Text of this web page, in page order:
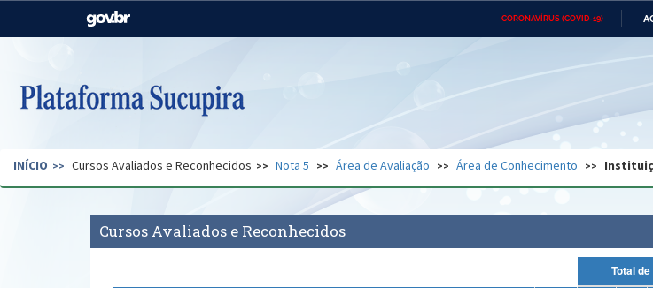
CORONAVÍRUS (COVID-19)
Casa Civil Ministério
Pecuária e Abastecimento
Ministério do Desenvolvimento
Regional
Secretaria de Governo Gabinete de Segurança Advocacia-Geral da União Banco
INÍCIO Cursos Avaliados e Reconhecidos Nota 5 Área de Avaliação Área de Conhecimento
Cursos Avaliados e Reconhecidos